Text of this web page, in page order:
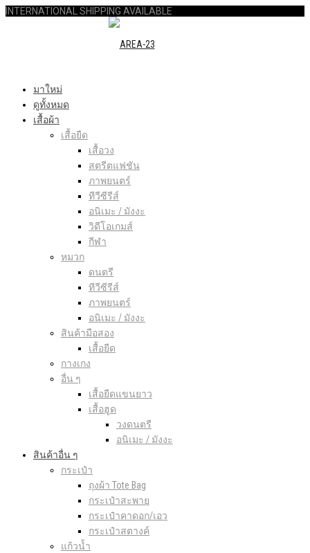
INTERNATIONAL SHIPPING AVAILABLE
มาใหม่
ดูทั้งหมด
เสื้อผ้า
เสื้อยืด
เสื้อวง
สตรีตแฟชัน
ภาพยนตร์
ทีวีซีรีส์
อนิเมะ / มังงะ
วิดีโอเกมส์
กีฬา
หมวก
ดนตรี
ทีวีซีรีส์
ภาพยนตร์
อนิเมะ / มังงะ
สินค้ามือสอง
เสื้อยืด
กางเกง
อื่น ๆ
เสื้อยืดแขนยาว
เสื้อฮูด
วงดนตรี
อนิเมะ / มังงะ
สินค้าอื่น ๆ
กระเป๋า
ถุงผ้า Tote Bag
กระเป๋าสะพาย
กระเป๋าคาดอก/เอว
กระเป๋าสตางค์
แก้วน้ำ